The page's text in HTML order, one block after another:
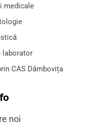
medicale
laborator
CAS Dâmbovița
noi